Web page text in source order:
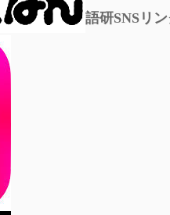
語研SNSリ